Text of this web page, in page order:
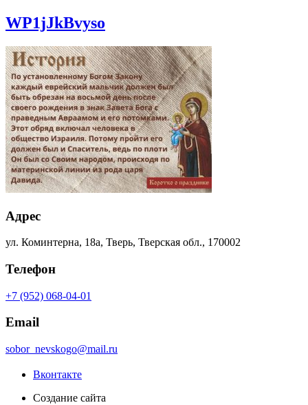
WP1jJkBvyso
Адрес
ул. Коминтерна, 18а, Тверь, Тверская обл., 170002
Телефон
+7 (952) 068-04-01
Email
sobor_nevskogo@mail.ru
Вконтакте
Создание сайта